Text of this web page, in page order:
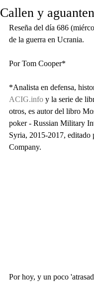
Callen y aguanten
Reseña del día 686
de la guerra en Ucrania.
Por Tom Cooper*
*Analista en defensa,
ACIG.info y la serie de
otros, es autor del libro
poker - Russian Military
Syria, 2015-2017,
Company.
Por hoy, y un poco